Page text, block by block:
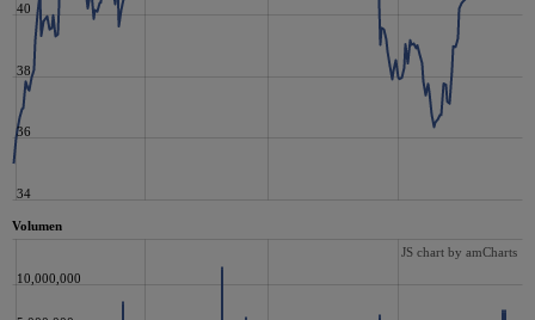
34
36
38
40
Volumen
10,000,000
JS chart by amCharts